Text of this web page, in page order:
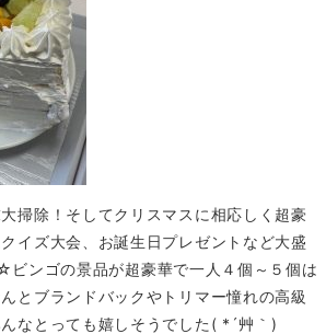
掃除！そしてクリスマスに相応しく超豪
イズ大会、お誕生日プレゼントなど大盛
ンゴの景品が超豪華で一人４個～５個は
とブランドバックやトリマー憧れの高級
なとっても嬉しそうでした( *´艸｀)